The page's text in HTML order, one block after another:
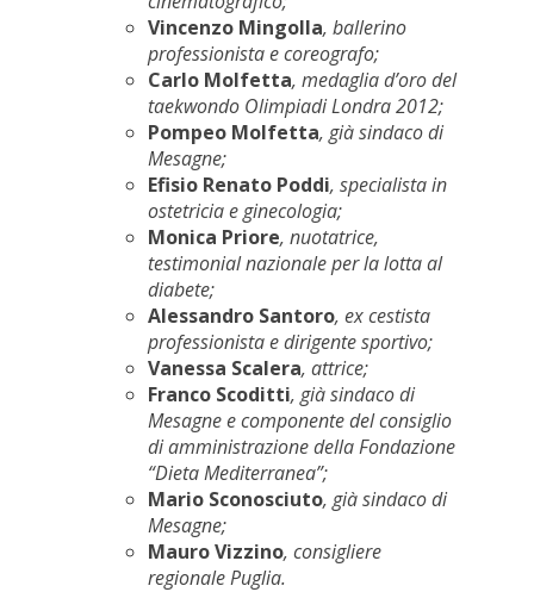
Vincenzo Mingolla, ballerino
professionista e coreografo;
Carlo Molfetta, medaglia d’oro del
taekwondo Olimpiadi Londra 2012;
Pompeo Molfetta, già sindaco di
Mesagne;
Efisio Renato Poddi, specialista in
ostetricia e ginecologia;
Monica Priore, nuotatrice,
testimonial nazionale per la lotta al
diabete;
Alessandro Santoro, ex cestista
professionista e dirigente sportivo;
Vanessa Scalera, attrice;
Franco Scoditti, già sindaco di
Mesagne e componente del consiglio
di amministrazione della Fondazione
“Dieta Mediterranea”;
Mario Sconosciuto, già sindaco di
Mesagne;
Mauro Vizzino, consigliere
regionale Puglia.